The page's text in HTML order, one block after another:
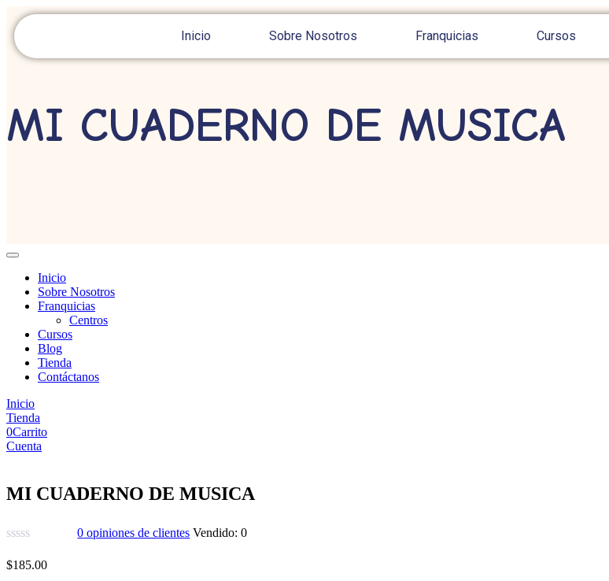
Inicio Sobre Nosotros Franquicias Cursos
MI CUADERNO DE MUSICA
Inicio
Sobre Nosotros
Franquicias
Centros
Cursos
Blog
Tienda
Contáctanos
Inicio
Tienda
0Carrito
Cuenta
MI CUADERNO DE MUSICA
0 opiniones de clientes Vendido:0
$185.00